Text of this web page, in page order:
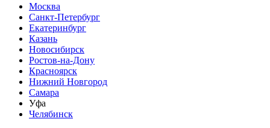
Москва
Санкт-Петербург
Екатеринбург
Казань
Новосибирск
Ростов-на-Дону
Красноярск
Нижний Новгород
Самара
Уфа
Челябинск